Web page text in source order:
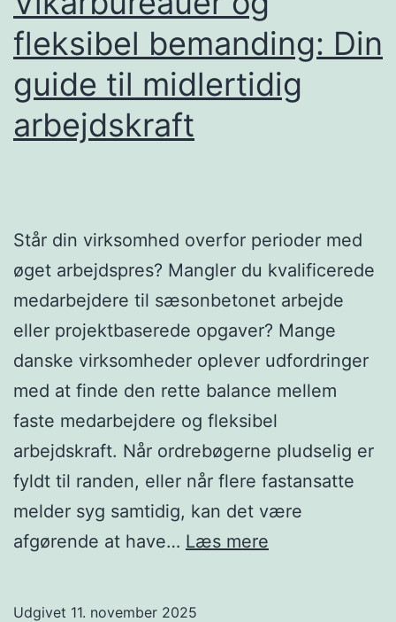
fleksibel bemanding: Din
guide til midlertidig
arbejdskraft
Står din virksomhed overfor perioder med
øget arbejdspres? Mangler du kvalificerede
medarbejdere til sæsonbetonet arbejde
eller projektbaserede opgaver? Mange
danske virksomheder oplever udfordringer
med at finde den rette balance mellem
faste medarbejdere og fleksibel
arbejdskraft. Når ordrebøgerne pludselig er
fyldt til randen, eller når flere fastansatte
melder syg samtidig, kan det være
afgørende at have… Læs mere
Udgivet 11. november 2025